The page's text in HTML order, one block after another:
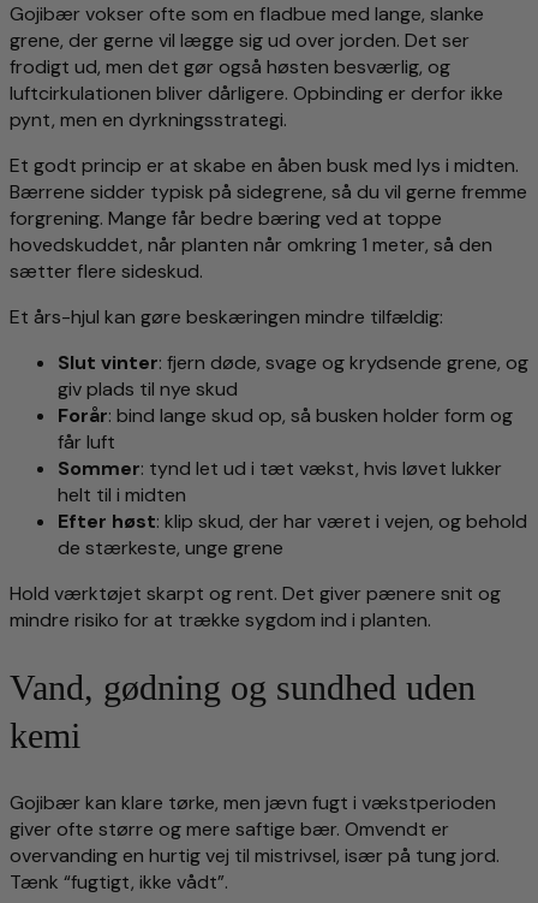
Gojibær vokser ofte som en fladbue med lange, slanke
grene, der gerne vil lægge sig ud over jorden. Det ser
frodigt ud, men det gør også høsten besværlig, og
luftcirkulationen bliver dårligere. Opbinding er derfor ikke
pynt, men en dyrkningsstrategi.
Et godt princip er at skabe en åben busk med lys i midten.
Bærrene sidder typisk på sidegrene, så du vil gerne fremme
forgrening. Mange får bedre bæring ved at toppe
hovedskuddet, når planten når omkring 1 meter, så den
sætter flere sideskud.
Et års-hjul kan gøre beskæringen mindre tilfældig:
Slut vinter: fjern døde, svage og krydsende grene, og
giv plads til nye skud
Forår: bind lange skud op, så busken holder form og
får luft
Sommer: tynd let ud i tæt vækst, hvis løvet lukker
helt til i midten
Efter høst: klip skud, der har været i vejen, og behold
de stærkeste, unge grene
Hold værktøjet skarpt og rent. Det giver pænere snit og
mindre risiko for at trække sygdom ind i planten.
Vand, gødning og sundhed uden
kemi
Gojibær kan klare tørke, men jævn fugt i vækstperioden
giver ofte større og mere saftige bær. Omvendt er
overvanding en hurtig vej til mistrivsel, især på tung jord.
Tænk “fugtigt, ikke vådt”.